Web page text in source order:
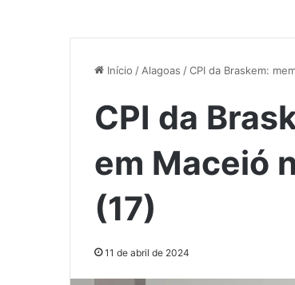
Início / Alagoas /CPI da Braskem:
CPI da
em Maceió
(17)
11 de abril de 2024